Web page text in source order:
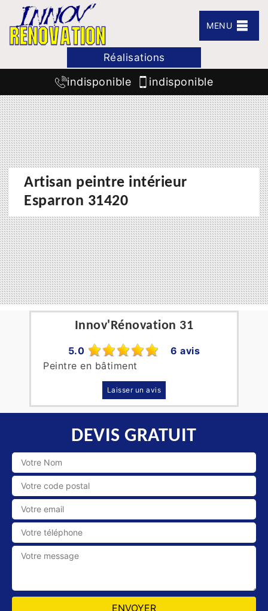
MENU
Réalisations
indisponible indisponible
Artisan peintre intérieur
Esparron 31420
Innov'Rénovation 31
5.0
6 avis
Peintre en bâtiment
Laisser un avis
DEVIS GRATUIT